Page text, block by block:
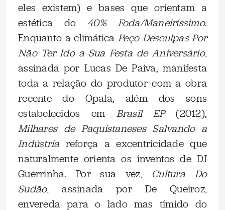
eles existem) e bases que orientam a
estética do 40% Foda/Maneiríssimo.
Enquanto a climática Peço Desculpas Por
Não Ter Ido a Sua Festa de Aniversário,
assinada por Lucas De Paiva, manifesta
toda a relação do produtor com a obra
recente do Opala, além dos sons
estabelecidos em Brasil EP(2012),
Milhares de Paquistaneses Salvando a
Indústria reforça a excentricidade que
naturalmente orienta os inventos de DJ
Guerrinha. Por sua vez, Cultura Do
Sudão, assinada por De Queiroz,
envereda para o lado mas tímido do